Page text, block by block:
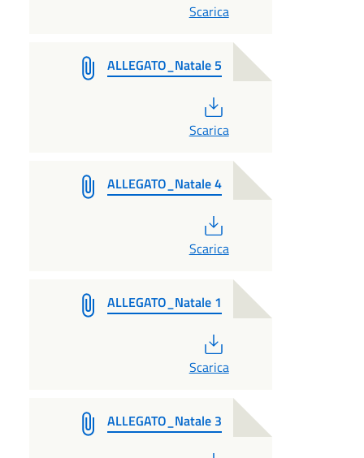
Scarica
ALLEGATO_Natale 5
Scarica
ALLEGATO_Natale 4
Scarica
ALLEGATO_Natale 1
Scarica
ALLEGATO_Natale 3